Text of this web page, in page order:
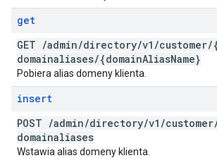
get
GET /admin/directory/v1 /customer/
domainaliases/{domainAliasName}
Pobiera alias domeny klienta.
insert
POST /admin/directory/v1 /customer
domainaliases
Wstawia alias domeny klienta.